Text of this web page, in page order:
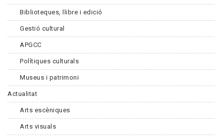
Biblioteques, llibre i edició
Gestió cultural
APGCC
Polítiques culturals
Museus i patrimoni
Actualitat
Arts escèniques
Arts visuals